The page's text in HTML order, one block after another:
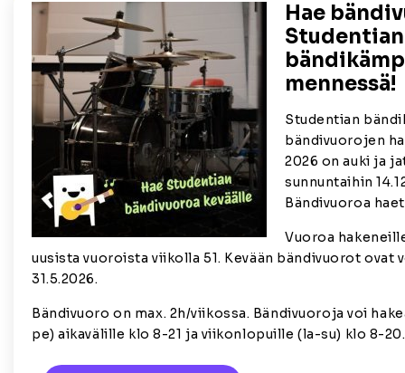
Hae
Studentian
mennessä!
Studentian
bändivuorojen
2026 on auki ja
sunnuntaihin
Bändivuoroa
Vuoroa
uusista vuoroista viikolla 51. Kevään bändivuorot ovat
31.5.2026.
Bändivuoro on max. 2h/viikossa. Bändivuoroja voi
pe) aikavälille klo 8-21 ja viikonlopuille (la-su) klo 8-20.